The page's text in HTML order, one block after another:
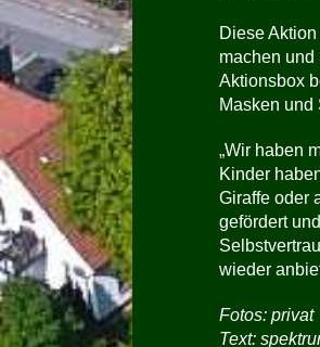
Diese
machen und
Aktionsbox
Masken und
„Wir haben
Kinder
Giraffe oder
gefördert
wieder
Fotos: privat
Text: